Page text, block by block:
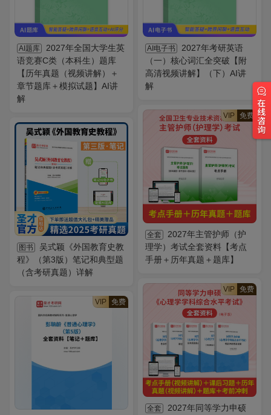
AI题库
2027年全国大学生英
语竞赛C类（本科生）题库
【历年真题（视频讲解）＋
章节题库＋模拟试题】AI讲
解
AI电子书
2027年考研英语
（一）核心词汇全突破【附
高清视频讲解】（下）AI讲
解
VIP 免费
全套
2027年主管护师（护
理学）考试全套资料【考点
手册＋历年真题＋题库】
图书
吴式颖《外国教育史教
程》（第3版）笔记和典型题
（含考研真题）详解
VIP 免费
全套 2027年同等学力申硕
VIP 免费